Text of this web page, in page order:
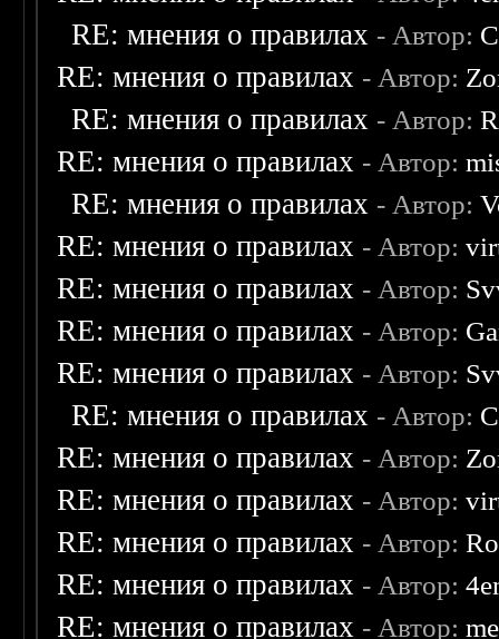
RE: мнения о правилах - Автор:
RE: мнения о правилах - Автор:
RE: мнения о правилах - Автор:
RE: мнения о правилах - Автор:
RE: мнения о правилах - Автор:
RE: мнения о правилах - Автор:
RE: мнения о правилах - Автор:
RE: мнения о правилах - Автор:
RE: мнения о правилах - Автор:
RE: мнения о правилах - Автор:
RE: мнения о правилах - Автор:
RE: мнения о правилах - Автор:
RE: мнения о правилах - Автор:
RE: мнения о правилах - Автор:
RE: мнения о правилах - Автор: